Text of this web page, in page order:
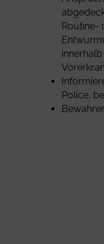
Routine-
Police,